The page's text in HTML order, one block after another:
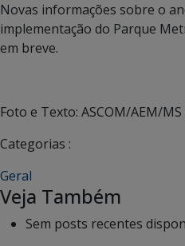
Novas informações sobre o
implementação do Parque
em breve.
Foto e Texto: ASCOM/AEM/MS
Categorias :
Geral
Veja Também
Sem posts recentes